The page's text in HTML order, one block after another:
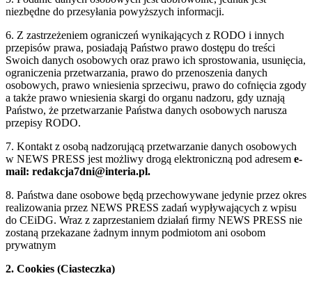
niezbędne do przesyłania powyższych informacji.
6. Z zastrzeżeniem ograniczeń wynikających z RODO i innych
przepisów prawa, posiadają Państwo prawo dostępu do treści
Swoich danych osobowych oraz prawo ich sprostowania, usunięcia,
ograniczenia przetwarzania, prawo do przenoszenia danych
osobowych, prawo wniesienia sprzeciwu, prawo do cofnięcia zgody
a także prawo wniesienia skargi do organu nadzoru, gdy uznają
Państwo, że przetwarzanie Państwa danych osobowych narusza
przepisy RODO.
7. Kontakt z osobą nadzorującą przetwarzanie danych osobowych
w NEWS PRESS jest możliwy drogą elektroniczną pod adresem e-
mail: redakcja7dni@interia.pl.
8. Państwa dane osobowe będą przechowywane jedynie przez okres
realizowania przez NEWS PRESS zadań wypływających z wpisu
do CEiDG. Wraz z zaprzestaniem działań firmy NEWS PRESS nie
zostaną przekazane żadnym innym podmiotom ani osobom
prywatnym
2. Cookies (Ciasteczka)